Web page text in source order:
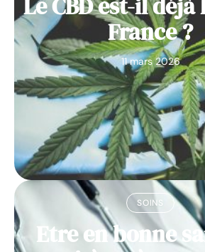
France ?
11 mars 2026
SOINS
Etre en bonne